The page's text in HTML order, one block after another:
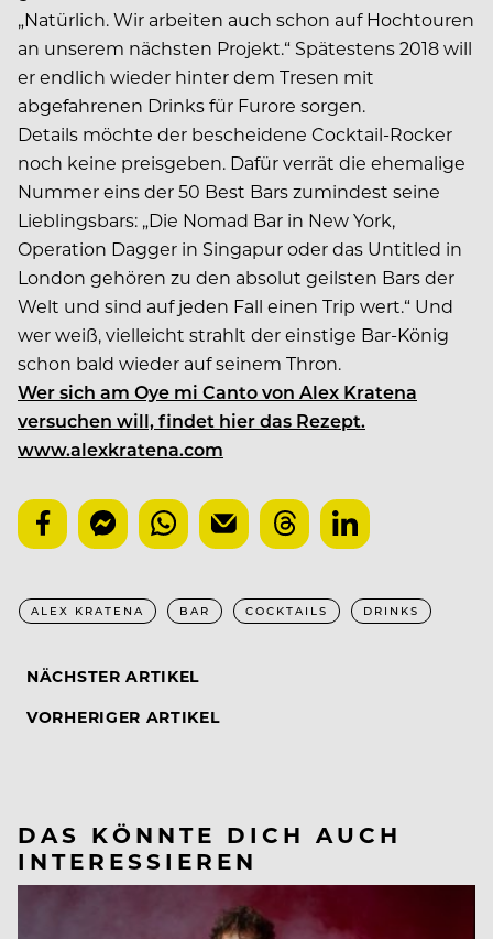
„Natürlich. Wir arbeiten auch schon auf Hochtouren
an unserem nächsten Projekt.“ Spätestens 2018 will
er endlich wieder hinter dem Tresen mit
abgefahrenen Drinks für Furore sorgen.
Details möchte der bescheidene Cocktail-Rocker
noch keine preisgeben. Dafür verrät die ehemalige
Nummer eins der 50 Best Bars zumindest seine
Lieblingsbars: „Die Nomad Bar in New York,
Operation Dagger in Singapur oder das Untitled in
London gehören zu den absolut geilsten Bars der
Welt und sind auf jeden Fall einen Trip wert.“ Und
wer weiß, vielleicht strahlt der einstige Bar-König
schon bald wieder auf seinem Thron.
Wer sich am Oye mi Canto von Alex Kratena
versuchen will, findet hier das Rezept.
www.alexkratena.com
ALEX KRATENA BAR COCKTAILS DRINKS
NÄCHSTER ARTIKEL
VORHERIGER ARTIKEL
DAS KÖNNTE DICH AUCH
INTERESSIEREN